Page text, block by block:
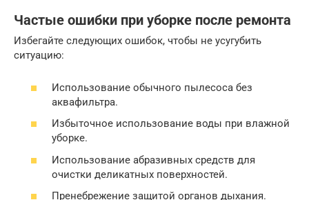
Частые ошибки при уборке после ремонта
Избегайте следующих ошибок, чтобы не усугубить
ситуацию:
Использование обычного пылесоса без
аквафильтра.
Избыточное использование воды при влажной
уборке.
Использование абразивных средств для
очистки деликатных поверхностей.
Пренебрежение защитой органов дыхания.